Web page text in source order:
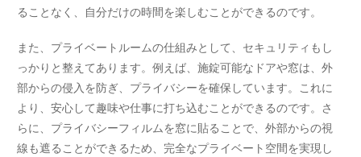
ることなく、自分だけの時間を楽しむことができるのです。
また、プライベートルームの仕組みとして、セキュリティもし
っかりと整えてあります。例えば、施錠可能なドアや窓は、外
部からの侵入を防ぎ、プライバシーを確保しています。これに
より、安心して趣味や仕事に打ち込むことができるのです。さ
らに、プライバシーフィルムを窓に貼ることで、外部からの視
線も遮ることができるため、完全なプライベート空間を実現し